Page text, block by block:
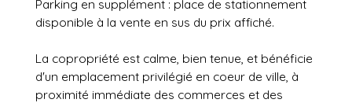
Parking en supplément : place de stationnement
disponible à la vente en sus du prix affiché.
La copropriété est calme, bien tenue, et bénéficie
d'un emplacement privilégié en coeur de ville, à
proximité immédiate des commerces et des